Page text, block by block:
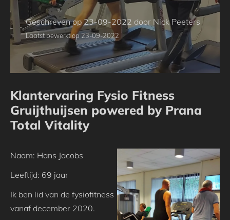
Geschreven op 23-09-2022 door Nick Peeters
Laatst bewerkt op 23-09-2022
Klantervaring Fysio Fitness
Gruijthuijsen powered by Prana
Total Vitality
Naam: Hans Jacobs
Leeftijd: 69 jaar
Ik ben lid van de fysiofitness
vanaf december 2020.